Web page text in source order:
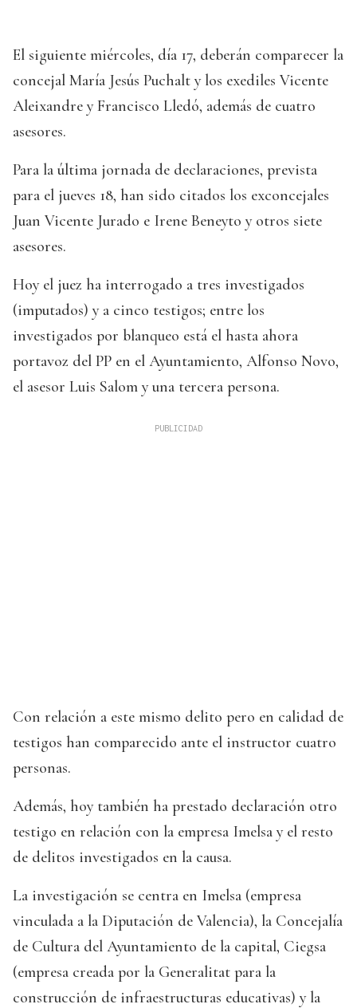
El siguiente miércoles, día 17, deberán comparecer la
concejal María Jesús Puchalt y los exediles Vicente
Aleixandre y Francisco Lledó, además de cuatro
asesores.
Para la última jornada de declaraciones, prevista
para el jueves 18, han sido citados los exconcejales
Juan Vicente Jurado e Irene Beneyto y otros siete
asesores.
Hoy el juez ha interrogado a tres investigados
(imputados) y a cinco testigos; entre los
investigados por blanqueo está el hasta ahora
portavoz del PP en el Ayuntamiento, Alfonso Novo,
el asesor Luis Salom y una tercera persona.
Con relación a este mismo delito pero en calidad de
testigos han comparecido ante el instructor cuatro
personas.
Además, hoy también ha prestado declaración otro
testigo en relación con la empresa Imelsa y el resto
de delitos investigados en la causa.
La investigación se centra en Imelsa (empresa
vinculada a la Diputación de Valencia), la Concejalía
de Cultura del Ayuntamiento de la capital, Ciegsa
(empresa creada por la Generalitat para la
construcción de infraestructuras educativas) y la